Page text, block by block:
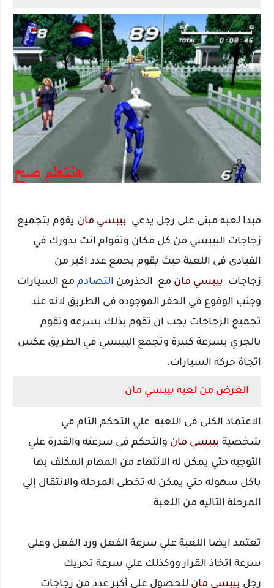
مبدا لعبه مبنى على رجل يدعي بيبسي مان يقوم بتجميع
زجاجات البيبسي من كل مكان وتقوام انت بدورك في
القيادى فى اللعبة حيث يقوم بجمع عدد اكبر من
زجاجات
بيبسي مان مع الحذرمن التصادم مع السيارات
وجنب الوقوع في الحفر الموجوده فى الطريق لانه عند
تجميع الزجاجات يجب ان تقوم بذلك بسرعه وتقوم
بالجري بسرعة كبيرة وتجمع البيبسي في الطريق عكس
اتجاة حركه السيارات.
الغرض من لعبه بيبسي مان
الاعتماد الكلى فى اللعبه علي التحكم التام في
شخصية بيبسي مان والتحكم في سرعته والقدرة علي
التوجيه حتي يمكن له الانتهاء من المهام المكلف بها
باكل سهوله حتي يمكن له تخطى المرحلة والانتقال إلي
المرحلة التاليه من اللعبة.
تعتمد ايضا اللعبة علي سرعة الفعل ورد الفعل وعلي
سرعة اتخاذ القرار ووكذلك علي سرعة تحريك
رجل بيبسي مان للحصول علي أكبر عدد من زجاجات